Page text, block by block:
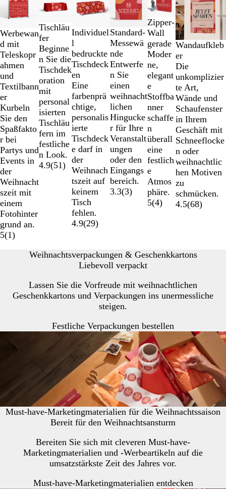
Werbewan
d mit
Teleskopr
ahmen
und
Textilbann
er
Kurbeln
Sie den
Spaßfakto
r bei
Partys und
Events in
der
Weihnacht
szeit mit
einem
Fotohinter
grund an.
5(1)
Tischläu
fer
Beginne
n Sie die
Tischdek
oration
mit
personal
isierten
Tischläu
fern im
festliche
n Look.
4.9(51)
Individuel
l
bedruckte
Tischdeck
en
Eine
farbenprä
chtige,
personalis
ierte
Tischdeck
e darf in
der
Weihnach
tszeit auf
keinem
Tisch
fehlen.
4.9(29)
Standard-
Messewä
nde
Entwerfe
n Sie
einen
weihnacht
lichen
Hingucke
r für Ihre
Veranstalt
ungen
oder den
Eingangs
bereich.
3.3(3)
Zipper-
Wall
gerade
Moder
ne,
elegant
e
Stoffba
nner
schaffe
n
überall
eine
festlich
e
Atmos
phäre.
5(4)
Wandaufkleb
er
Die
unkomplizier
te Art,
Wände und
Schaufenster
in Ihrem
Geschäft mit
Schneeflocke
n oder
weihnachtlic
hen Motiven
zu
schmücken.
4.5(68)
bis
von
6
Weihnachtsverpackungen & Geschenkkartons
Liebevoll verpackt
Lassen Sie die Vorfreude mit weihnachtlichen
Geschenkkartons und Verpackungen ins unermessliche
steigen.
Festliche Verpackungen bestellen
Must-have-Marketingmaterialien für die Weihnachtssaison
Bereit für den Weihnachtsansturm
Bereiten Sie sich mit cleveren Must-have-
Marketingmaterialien und -Werbeartikeln auf die
umsatzstärkste Zeit des Jahres vor.
Must-have-Marketingmaterialien entdecken